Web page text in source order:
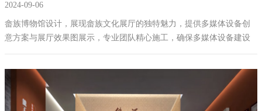
效果图展示
2024-09-06
畲族博物馆设计，展现畲族文化展厅的独特魅力，提供多媒体设备创
意方案与展厅效果图展示，专业团队精心施工，确保多媒体设备建设
的质量，提升用户体验，彰显品牌优势。